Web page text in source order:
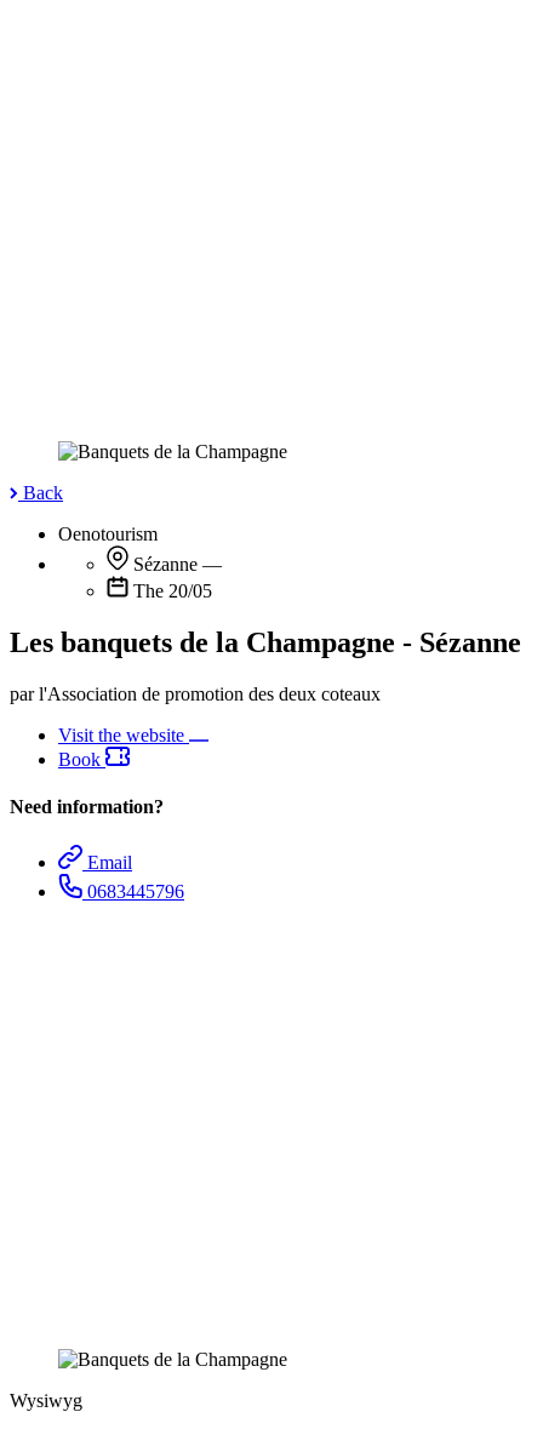
Back
Oenotourism
Sézanne —
The 20/05
Les banquets de la Champagne - Sézanne
par l'Association de promotion des deux coteaux
Visit the website
Book
Need information?
Email
0683445796
Wysiwyg